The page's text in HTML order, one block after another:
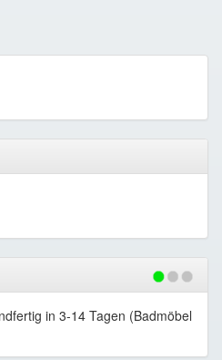
in 3-14 Tagen (Badmöbel